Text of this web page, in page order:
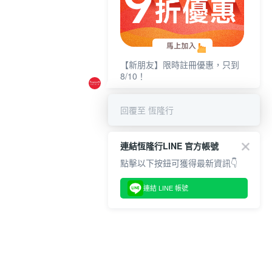
【新朋友】限時註冊優惠，只到
8/10！
回覆至 恆隆行
連結恆隆行LINE 官方帳號
點擊以下按鈕可獲得最新資訊👇
連結 LINE 帳號